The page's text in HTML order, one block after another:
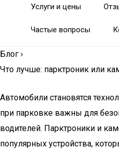
Услуги и цены
Частые вопросы
Блог ›
Что лучше: парктроник или
Автомобили становятся
при парковке важны для
водителей. Парктроники и
популярных устройства,